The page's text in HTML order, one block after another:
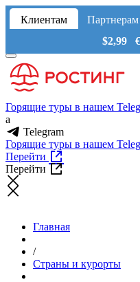
Клиентам Партнерам
$2,99
Горящие туры в нашем
a
Telegram
Горящие туры в нашем
Перейти
Перейти
Главная
/
Страны и курорты